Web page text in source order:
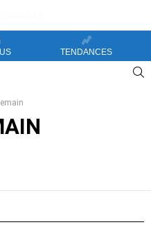
TENDANCES